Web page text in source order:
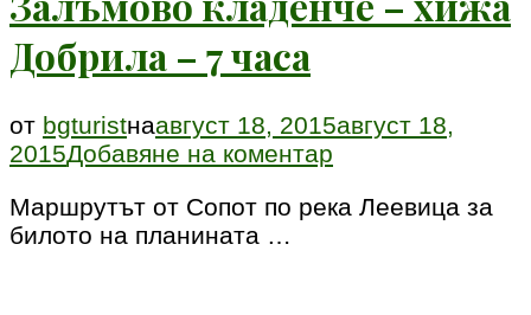
Добрила – 7 часа
от bgturistнаавгуст 18, 2015август 18,
2015Добавяне на коментар
Сопот
Маршрутът от Сопот по река Леевица за
билото на планината …